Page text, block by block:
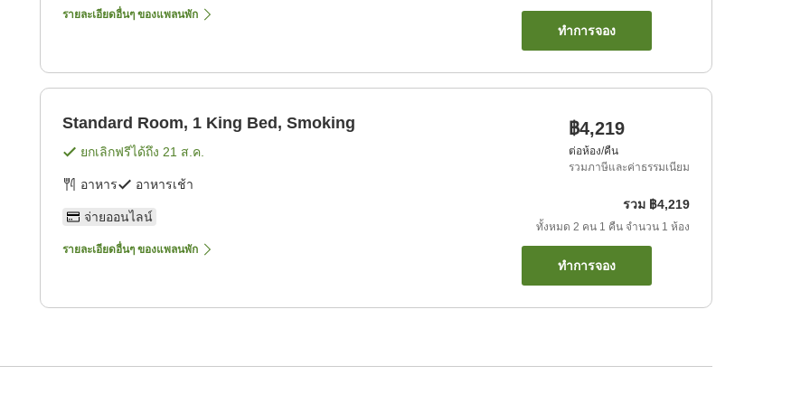
รายละเอียดอื่นๆ ของแพลนพัก
ทำการจอง
Standard Room, 1 King Bed, Smoking
ยกเลิกฟรีได้ถึง 21 ส.ค.
อาหาร อาหารเช้า
จ่ายออนไลน์
รายละเอียดอื่นๆ ของแพลนพัก
฿4,219
ต่อห้อง/คืน
รวมภาษีและค่าธรรมเนียม
รวม ฿4,219
ทั้งหมด 2 คน 1 คืน จำนวน 1 ห้อง
ทำการจอง